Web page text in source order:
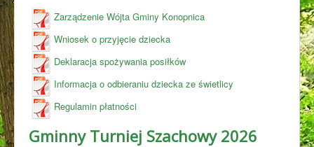
Zarządzenie Wójta Gminy Konopnica
Wniosek o przyjęcie dziecka
Deklaracja spożywania posiłków
Informacja o odbieraniu dziecka ze świetlicy
Regulamin płatności
Gminny Turniej Szachowy 2026